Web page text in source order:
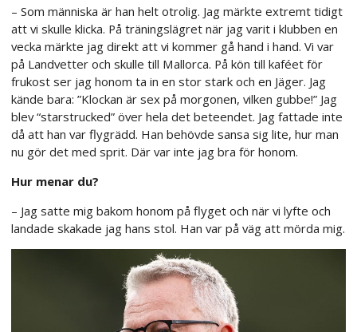
– Som människa är han helt otrolig. Jag märkte extremt tidigt
att vi skulle klicka. På träningslägret när jag varit i klubben en
vecka märkte jag direkt att vi kommer gå hand i hand. Vi var
på Landvetter och skulle till Mallorca. På kön till kaféet för
frukost ser jag honom ta in en stor stark och en Jäger. Jag
kände bara: ”Klockan är sex på morgonen, vilken gubbe!” Jag
blev “starstrucked” över hela det beteendet. Jag fattade inte
då att han var flygrädd. Han behövde sansa sig lite, hur man
nu gör det med sprit. Där var inte jag bra för honom.
Hur menar du?
– Jag satte mig bakom honom på flyget och när vi lyfte och
landade skakade jag hans stol. Han var på väg att mörda mig.